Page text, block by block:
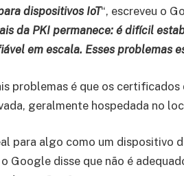
dispositivos IoT“, escreveu o
da PKI permanece: é difícil
em escala. Esses problemas
problemas é que os
geralmente hospedada no
para algo como um dispositivo
Google disse que não é